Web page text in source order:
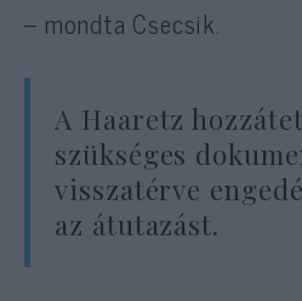
– mondta Csecsik.
A Haaretz
szükséges
visszatérve
az átutazást.